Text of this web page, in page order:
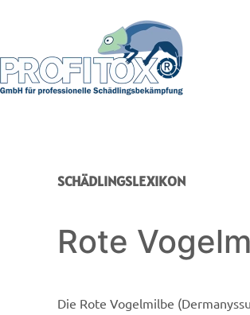
SCHÄDLINGSLEXIKON
Rote
Die Rote Vogelmilbe